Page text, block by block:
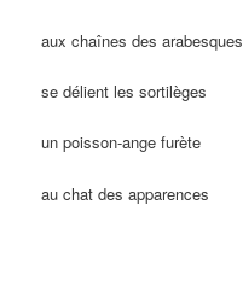
aux chaînes des arabesques
se délient les sortilèges
un poisson-ange furète
au chat des apparences